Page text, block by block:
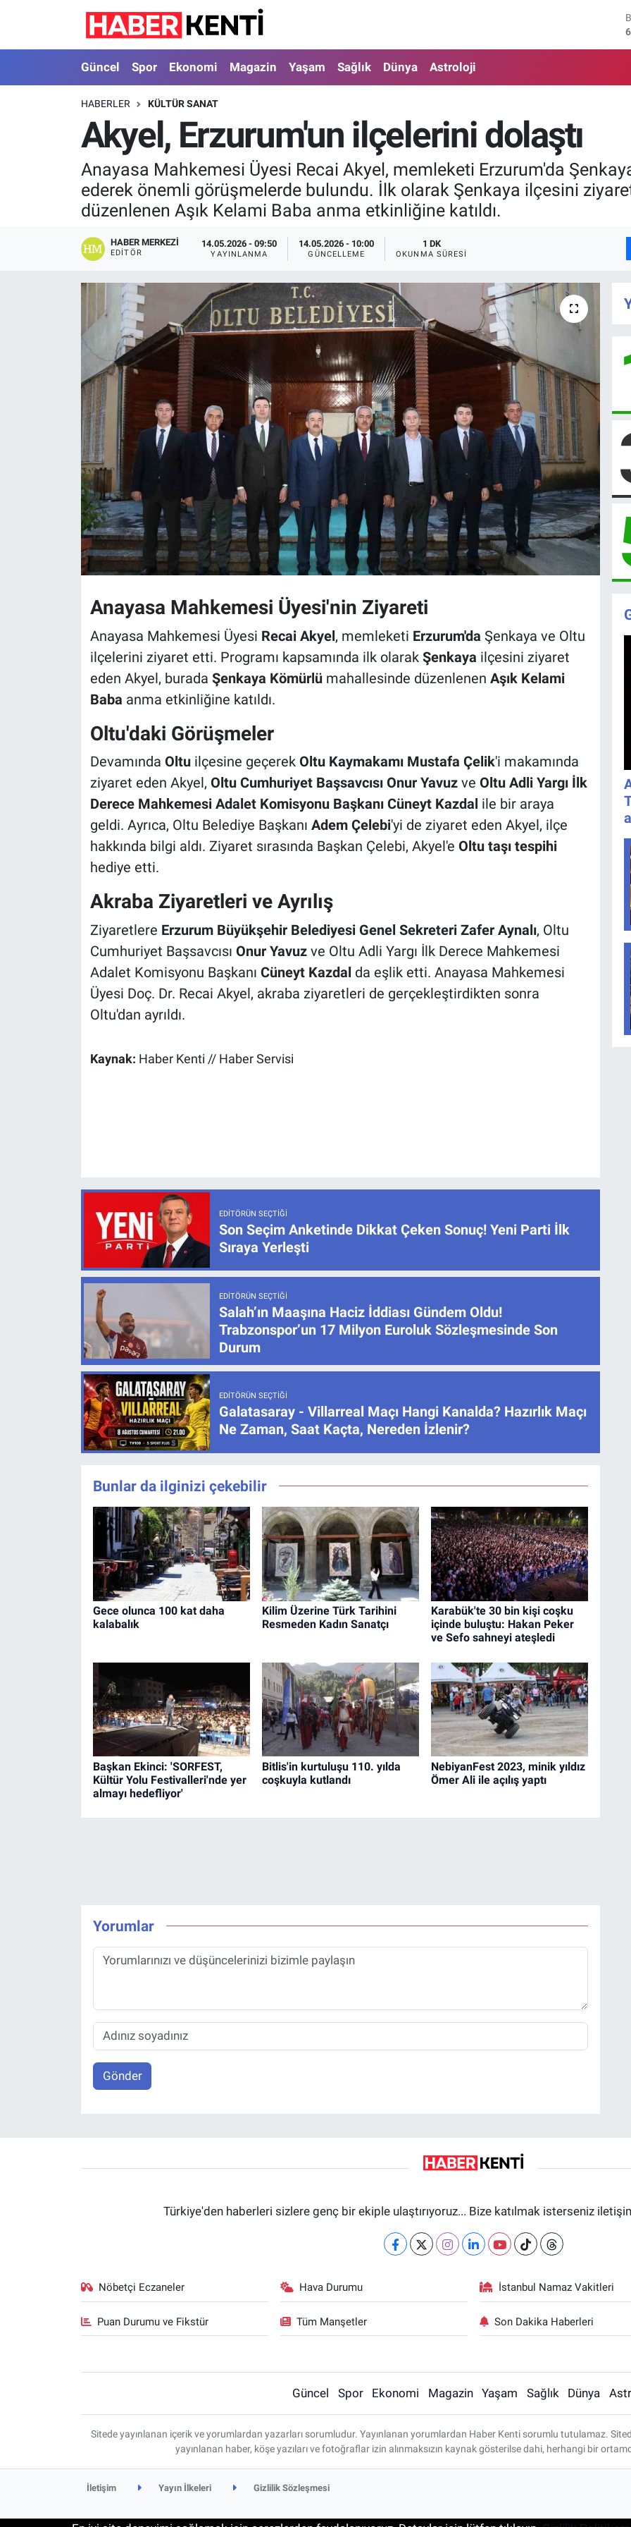
Güncel Spor Ekonomi Magazin Yaşam Sağlık Dünya Astroloji
HABERLER KÜLTÜR SANAT
Akyel, Erzurum'un ilçelerini dolaştı
Anayasa Mahkemesi Üyesi Recai Akyel, memleketi Erzurum'da
ederek önemli görüşmelerde bulundu. İlk olarak Şenkaya ilçesini
düzenlenen Aşık Kelami Baba anma etkinliğine katıldı.
HABER MERKEZI
EDITÖR
14.05.2026 - 09:50
YAYINLANMA
14.05.2026 - 10:00
GÜNCELLEME
1 DK
OKUNMA SÜRESI
Anayasa Mahkemesi Üyesi'nin Ziyareti
Anayasa Mahkemesi Üyesi Recai Akyel, memleketi Erzurum'da Şenkaya ve Oltu
ilçelerini ziyaret etti. Programı kapsamında ilk olarak Şenkaya ilçesini ziyaret
eden Akyel, burada Şenkaya Kömürlümahallesinde düzenlenen Aşık Kelami
Baba anma etkinliğine katıldı.
Oltu'daki Görüşmeler
Devamında Oltuilçesine geçerek Oltu Kaymakamı Mustafa Çelik'i makamında
ziyaret eden Akyel, Oltu Cumhuriyet Başsavcısı Onur Yavuzve Oltu Adli Yargı İlk
Derece Mahkemesi Adalet Komisyonu Başkanı Cüneyt Kazdal ile bir araya
geldi. Ayrıca, Oltu Belediye Başkanı Adem Çelebi'yi de ziyaret eden Akyel, ilçe
hakkında bilgi aldı. Ziyaret sırasında Başkan Çelebi, Akyel'e Oltu taşı tespihi
hediye etti.
Akraba Ziyaretleri ve Ayrılış
Ziyaretlere Erzurum Büyükşehir Belediyesi Genel Sekreteri Zafer Aynalı, Oltu
Cumhuriyet Başsavcısı Onur Yavuzve Oltu Adli Yargı İlk Derece Mahkemesi
Adalet Komisyonu Başkanı Cüneyt Kazdal da eşlik etti. Anayasa Mahkemesi
Üyesi Doç. Dr. Recai Akyel, akraba ziyaretleri de gerçekleştirdikten sonra
Oltu'dan ayrıldı.
Kaynak: Haber Kenti // Haber Servisi
EDITÖRÜN SEÇTIĞI
Son Seçim Anketinde Dikkat Çeken Sonuç! Yeni Parti İlk
Sıraya Yerleşti
EDITÖRÜN SEÇTIĞI
Salah’ın Maaşına Haciz İddiası Gündem Oldu!
Trabzonspor’un 17 Milyon Euroluk Sözleşmesinde Son
Durum
EDITÖRÜN SEÇTIĞI
Galatasaray - Villarreal Maçı Hangi Kanalda? Hazırlık Maçı
Ne Zaman, Saat Kaçta, Nereden İzlenir?
Bunlar da ilginizi çekebilir
Gece olunca 100 kat daha
kalabalık
Kilim Üzerine Türk Tarihini
Resmeden Kadın Sanatçı
Karabük'te 30 bin kişi coşku
içinde buluştu: Hakan Peker
ve Sefo sahneyi ateşledi
Başkan Ekinci: 'SORFEST,
Kültür Yolu Festivalleri'nde yer
almayı hedefliyor'
Bitlis'in kurtuluşu 110. yılda
coşkuyla kutlandı
NebiyanFest 2023, minik yıldız
Ömer Ali ile açılış yaptı
Yorumlar
Gönder
Türkiye'den haberleri sizlere genç bir ekiple ulaştırıyoruz... Bize katılmak isterseniz
Nöbetçi Eczaneler Hava Durumu İstanbul Namaz Vakitleri
Puan Durumu ve Fikstür Tüm Manşetler Son Dakika Haberleri
Güncel Spor Ekonomi Magazin Yaşam Sağlık Dünya
Sitede yayınlanan içerik ve yorumlardan yazarları sorumludur. Yayınlanan yorumlardan Haber Kenti sorumlu tutulamaz.
yayınlanan haber, köşe yazıları ve fotoğraflar izin alınmaksızın kaynak gösterilse dahi, herhangi bir
İletişim Yayın İlkeleri Gizlilik Sözleşmesi
Güncel
Spor
Ekonomi
Magazin
Nöbetçi Eczaneler
Hava Durumu
İstanbul Namaz Vakitleri
Trafik Durumu
Süper Lig Puan Durumu ve Fikstür
Tüm Manşetler